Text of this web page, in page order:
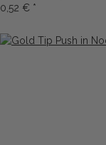
0,52 € *